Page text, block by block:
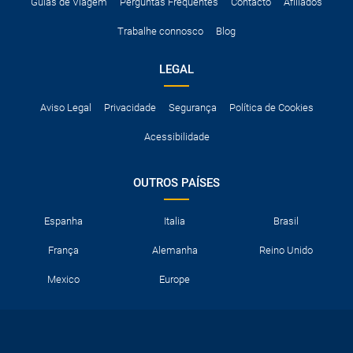
Trabalhe connosco Blog
LEGAL
Aviso Legal Privacidade Segurança Política de Cookies
Acessibilidade
OUTROS PAÍSES
Espanha Italia Brasil
França Alemanha Reino Unido
Mexico Europe